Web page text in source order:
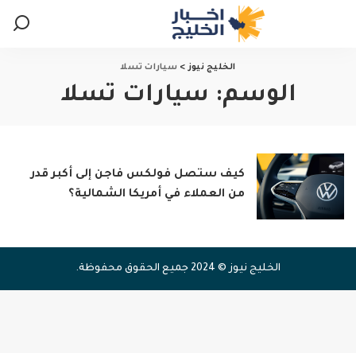
الخليج نيوز> سيارات تسلا
الوسم: سيارات تسلا
كيف ستصل فولكس فاجن إلى أكبر قدر
من العملاء في أمريكا الشمالية؟
الخليج نيوز © 2024 جميع الحقوق محفوظة.